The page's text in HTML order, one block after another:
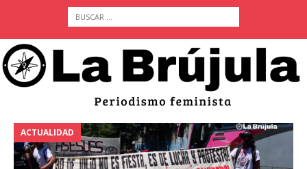
ACTUALIDAD